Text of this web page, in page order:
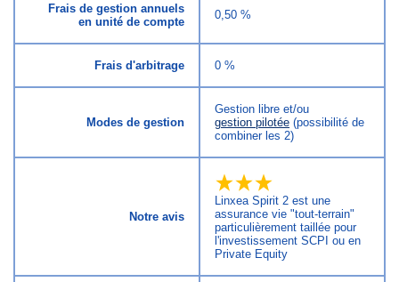
Frais de gestion annuels
en unité de compte
0,50 %
Frais d'arbitrage 0 %
Modes de gestion
Gestion libre et/ou
gestion pilotée (possibilité de
combiner les 2)
Notre avis
Linxea Spirit 2 est une
assurance vie "tout-terrain"
particulièrement taillée pour
l'investissement SCPI ou en
Private Equity